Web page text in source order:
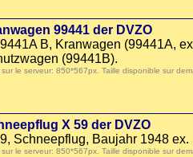
99441 der DVZO
B, Kranwagen (99441A,
(99441B).
sur le serveur: 850*567px. Taille disponible sur
X 59 der DVZO
Schneepflug, Baujahr 1948 ex.
sur le serveur: 850*567px. Taille disponible sur